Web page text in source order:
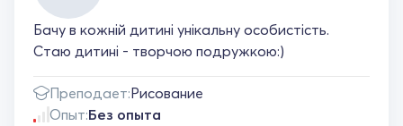
Бачу в кожній дитині унікальну особистість.
Стаю дитині - творчою подружкою:)
Преподает:Рисование
Опыт:Без опыта